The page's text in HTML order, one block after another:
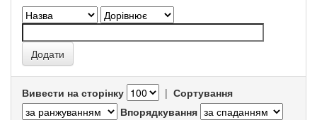
Вивести на сторінку | Сортування
Впорядкування